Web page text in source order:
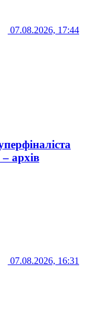
07.08.2026, 17:44
архів
07.08.2026, 16:31